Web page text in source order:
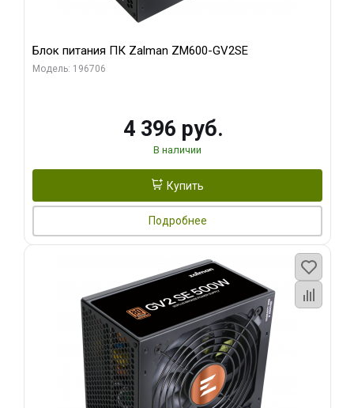
Блок питания ПК Zalman ZM600-GV2SE
Модель: 196706
4 396 руб.
В наличии
Купить
Подробнее